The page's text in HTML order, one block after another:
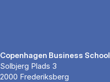
Copenhagen Business School
Solbjerg Plads 3
2000 Frederiksberg